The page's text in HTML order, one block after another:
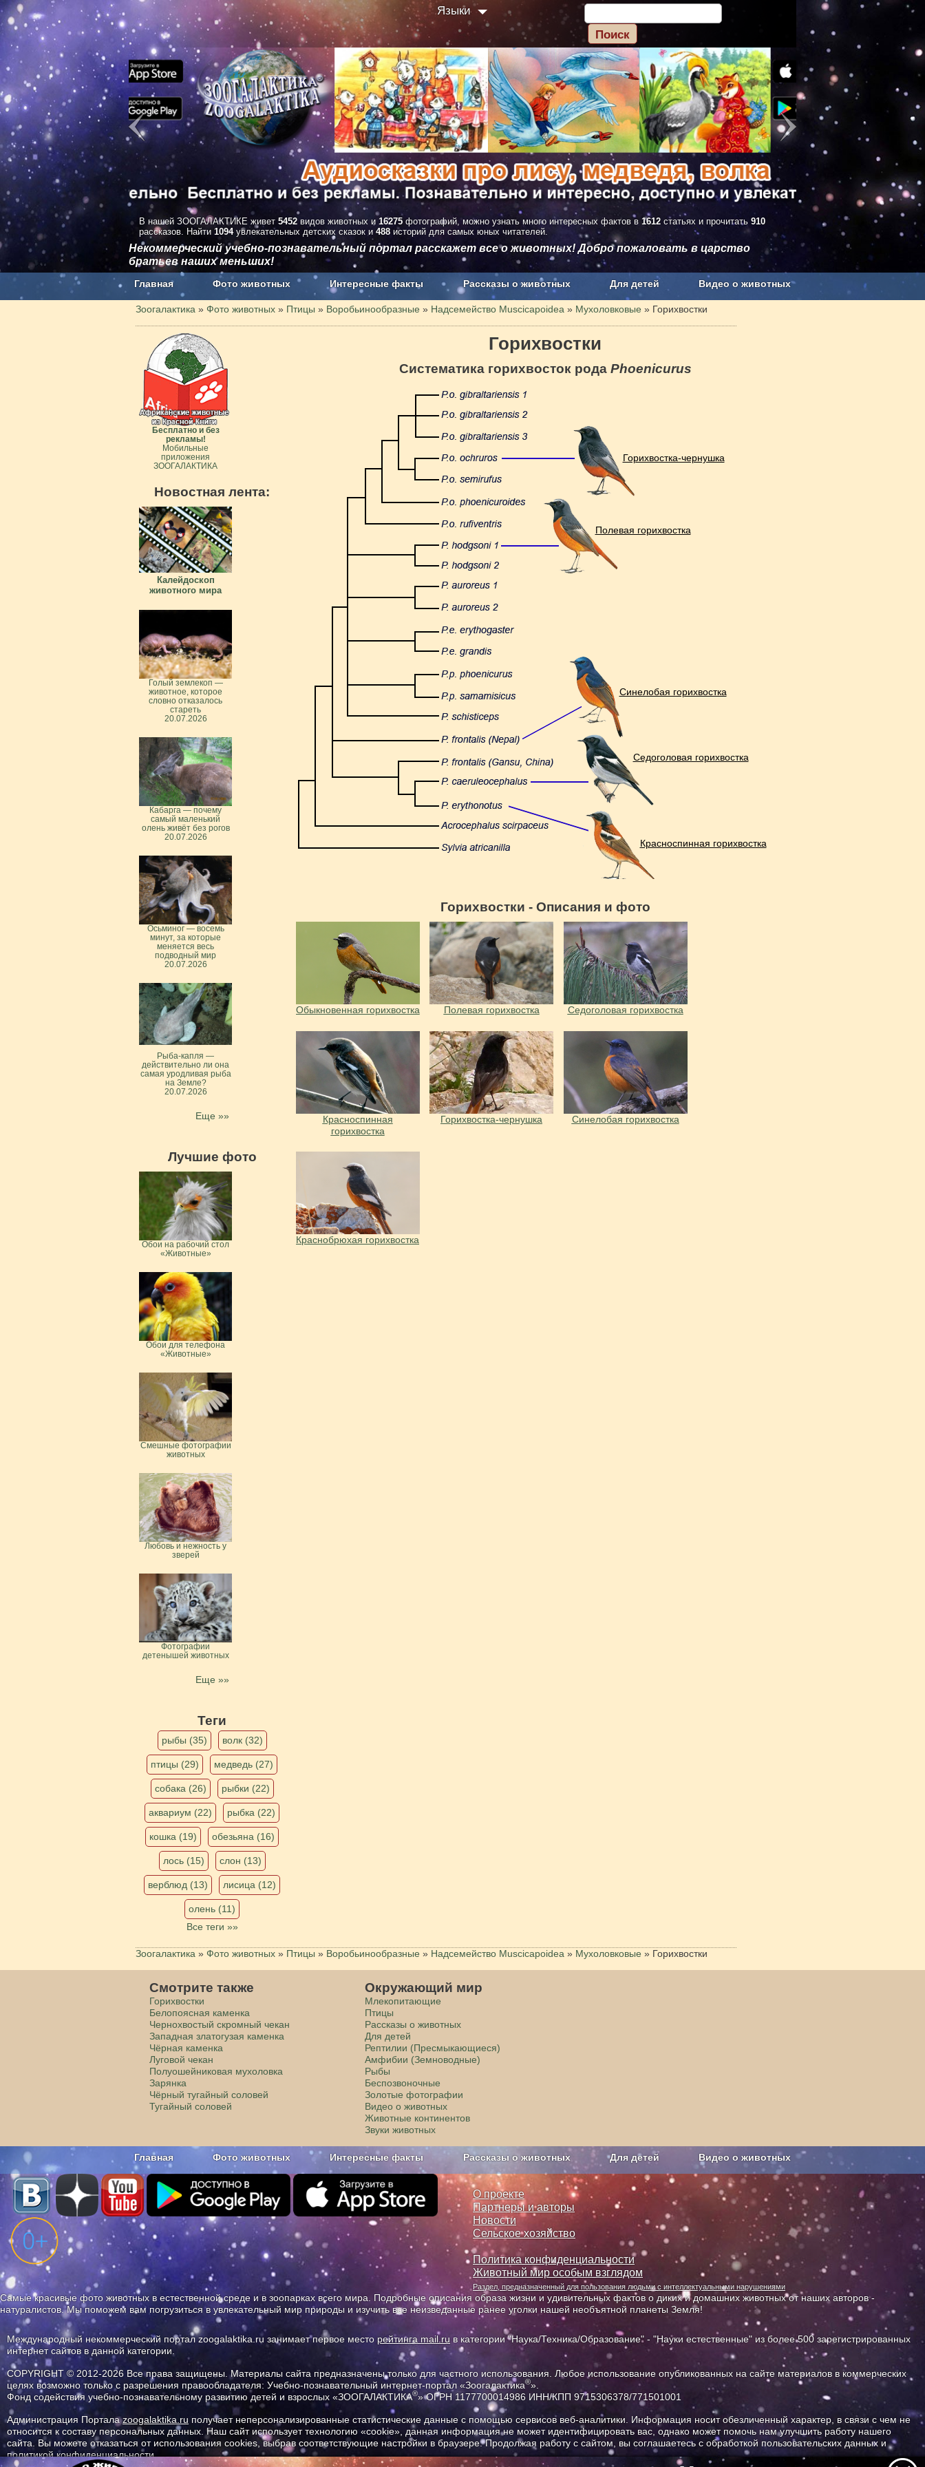
Языки
В нашей ЗООГАЛАКТИКЕ живет 5452 видов животных и 16275 фотографий, можно узнать много интересных фактов в 1612 статьях и прочитать 910
рассказов. Найти 1094увлекательных детских сказок и 488 историй для самых юных читателей.
Некоммерческий учебно-познавательный портал расскажет все о животных! Добро пожаловать в царство
братьев наших меньших!
Главная Фото животных Интересные факты Рассказы о животных Для детей Видео о животных
Наши приложения. Бесплатно и без рекламы О проекте Сельское хозяйство
Зоогалактика » Фото животных » Птицы » Воробьинообразные » Надсемейство Muscicapoidea » Мухоловковые » Горихвостки
Горихвостки
Систематика горихвосток рода Phoenicurus
Горихвостка-чернушка
Полевая горихвостка
Синелобая горихвостка
Седоголовая горихвостка
Красноспинная горихвостка
Горихвостки - Описания и фото
Обыкновенная горихвостка Полевая горихвостка Седоголовая горихвостка
Красноспинная
горихвостка
Горихвостка-чернушка Синелобая горихвостка
Краснобрюхая горихвостка
Бесплатно и без
рекламы!
Мобильные
приложения
ЗООГАЛАКТИКА
Новостная лента:
Калейдоскоп
животного мира
Голый землекоп —
животное, которое
словно отказалось
стареть
20.07.2026
Кабарга — почему
самый маленький
олень живёт без рогов
20.07.2026
Осьминог — восемь
минут, за которые
меняется весь
подводный мир
20.07.2026
Рыба-капля —
действительно ли она
самая уродливая рыба
на Земле?
20.07.2026
Еще »»
Лучшие фото
Обои на рабочий стол
«Животные»
Обои для телефона
«Животные»
Смешные фотографии
животных
Любовь и нежность у
зверей
Фотографии
детенышей животных
Еще »»
Теги
рыбы (35) волк (32)
птицы (29) медведь (27)
собака (26) рыбки (22)
аквариум (22) рыбка (22)
кошка (19) обезьяна (16)
лось (15) слон (13)
верблюд (13) лисица (12)
олень (11)
Все теги »»
Зоогалактика » Фото животных » Птицы » Воробьинообразные » Надсемейство Muscicapoidea » Мухоловковые » Горихвостки
Смотрите также
Горихвостки
Белопоясная каменка
Чернохвостый скромный чекан
Западная златогузая каменка
Чёрная каменка
Луговой чекан
Полуошейниковая мухоловка
Зарянка
Чёрный тугайный соловей
Тугайный соловей
Окружающий мир
Млекопитающие
Птицы
Рассказы о животных
Для детей
Рептилии (Пресмыкающиеся)
Амфибии (Земноводные)
Рыбы
Беспозвоночные
Золотые фотографии
Видео о животных
Животные континентов
Звуки животных
Главная Фото животных Интересные факты Рассказы о животных Для детей Видео о животных
Наши приложения. Бесплатно и без рекламы О проекте Сельское хозяйство
О проекте
Партнеры и авторы
Новости
Сельское хозяйство
Политика конфиденциальности
Животный мир особым взглядом
Раздел, предназначенный для пользования людьми с интеллектуальными нарушениями
Самые красивые фото животных в естественной среде и в зоопарках всего мира. Подробные описания образа жизни и удивительных фактов о диких и домашних животных от наших авторов -
натуралистов. Мы поможем вам погрузиться в увлекательный мир природы и изучить все неизведанные ранее уголки нашей необъятной планеты Земля!
Международный некоммерческий портал zoogalaktika.ru занимает первое место рейтинга mail.ru в категории "Наука/Техника/Образование" - "Науки естественные" из более 500 зарегистрированных
интернет сайтов в данной категории.
COPYRIGHT © 2012-2026 Все права защищены. Материалы сайта предназначены только для частного использования. Любое использование опубликованных на сайте материалов в коммерческих
целях возможно только с разрешения правообладателя: Учебно-познавательный интернет-портал «Зоогалактика®».
Фонд содействия учебно-познавательному развитию детей и взрослых «ЗООГАЛАКТИКА®» ОГРН 1177700014986 ИНН/КПП 9715306378/771501001
Администрация Порталаzoogalaktika.ru получает неперсонализированные статистические данные с помощью сервисов веб-аналитики. Информация носит обезличенный характер, в связи с чем не
относится к составу персональных данных. Наш сайт использует технологию «cookie», данная информация не может идентифицировать вас, однако может помочь нам улучшить работу нашего
сайта. Вы можете отказаться от использования cookies, выбрав соответствующие настройки в браузере. Продолжая работу с сайтом, вы соглашаетесь с обработкой пользовательских данных и
политикой конфиденциальности.